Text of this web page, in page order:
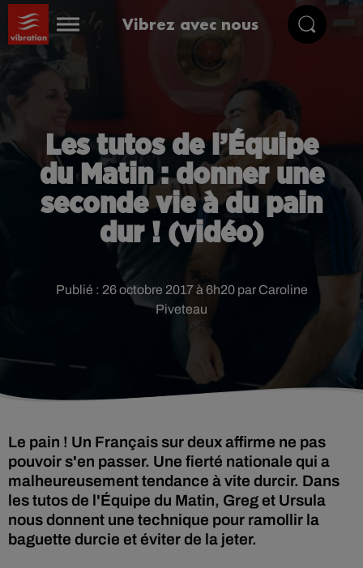
Vibrez avec nous
Les tutos de l’Équipe
du Matin : donner une
seconde vie à du pain
dur ! (vidéo)
Publié : 26 octobre 2017 à 6h20 par Caroline
Piveteau
Le pain ! Un Français sur deux affirme ne pas
pouvoir s'en passer. Une fierté nationale qui a
malheureusement tendance à vite durcir. Dans
les tutos de l'Équipe du Matin, Greg et Ursula
nous donnent une technique pour ramollir la
baguette durcie et éviter de la jeter.